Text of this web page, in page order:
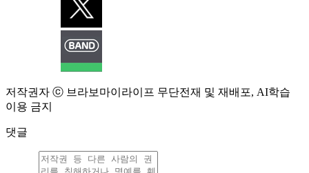
저작권자 ⓒ 브라보마이라이프 무단전재 및 재배포, AI학습
이용 금지
댓글